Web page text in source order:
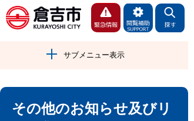
サブメニュー表示
その他のお知らせ及びリ